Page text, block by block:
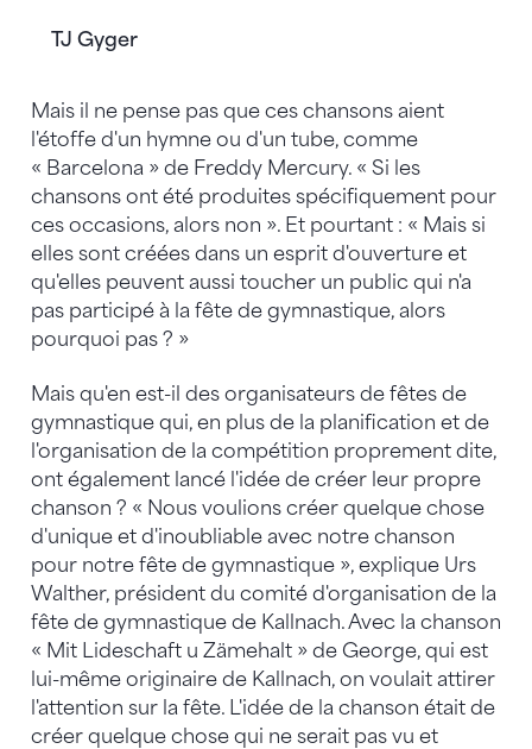
TJ Gyger
Mais il ne pense pas que ces chansons aient
l'étoffe d'un hymne ou d'un tube, comme
« Barcelona » de Freddy Mercury. « Si les
chansons ont été produites spécifiquement pour
ces occasions, alors non ». Et pourtant : « Mais si
elles sont créées dans un esprit d'ouverture et
qu'elles peuvent aussi toucher un public qui n'a
pas participé à la fête de gymnastique, alors
pourquoi pas ? »
Mais qu'en est-il des organisateurs de fêtes de
gymnastique qui, en plus de la planification et de
l'organisation de la compétition proprement dite,
ont également lancé l'idée de créer leur propre
chanson ? « Nous voulions créer quelque chose
d'unique et d'inoubliable avec notre chanson
pour notre fête de gymnastique », explique Urs
Walther, président du comité d'organisation de la
fête de gymnastique de Kallnach. Avec la chanson
« Mit Lideschaft u Zämehalt » de George, qui est
lui-même originaire de Kallnach, on voulait attirer
l'attention sur la fête. L'idée de la chanson était de
créer quelque chose qui ne serait pas vu et